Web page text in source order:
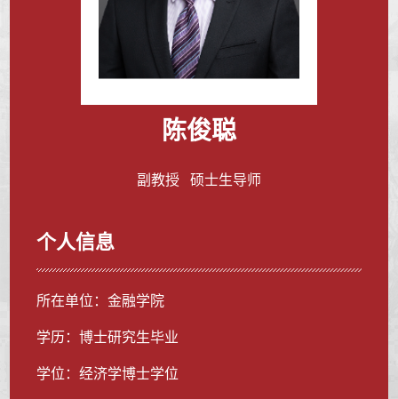
陈俊聪
副教授 硕士生导师
个人信息
所在单位：金融学院
学历：博士研究生毕业
学位：经济学博士学位